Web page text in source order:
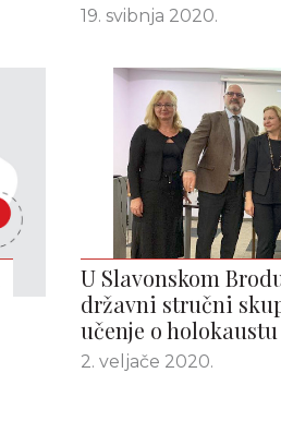
19. svibnja 2020.
U Slavonskom
državni stručni
učenje o holokaustu
2. veljače 2020.